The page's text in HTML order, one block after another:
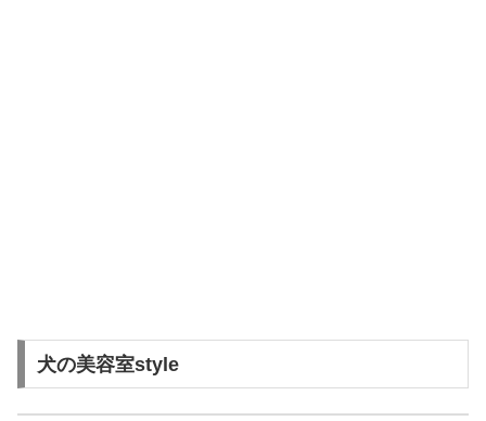
犬の美容室style